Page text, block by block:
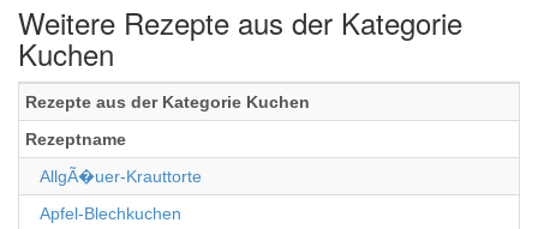
Weitere Rezepte aus der Kategorie
Kuchen
Rezepte aus der Kategorie Kuchen
Rezeptname
AllgÃ�uer-Krauttorte
Apfel-Blechkuchen